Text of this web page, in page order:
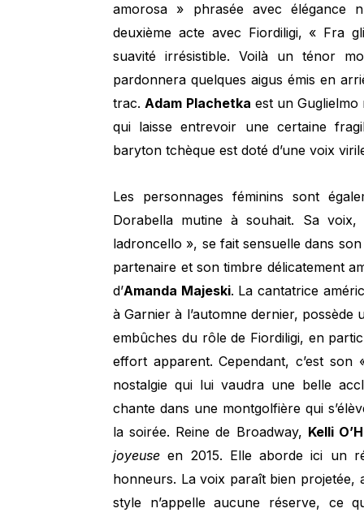
amorosa » phrasée avec élégance
deuxième acte avec Fiordiligi, « Fra
suavité irrésistible. Voilà un ténor
pardonnera quelques aigus émis en
trac.Adam Plachetka est un Guglielmo
qui laisse entrevoir une certaine
baryton tchèque est doté d’une voix
Les personnages féminins sont
Dorabella mutine à souhait. Sa
ladroncello », se fait sensuelle dans
partenaire et son timbre délicatement
d’Amanda Majeski. La cantatrice
à Garnier à l’automne dernier,
embûches du rôle de Fiordiligi, en
effort apparent. Cependant, c’est
nostalgie qui lui vaudra une belle
chante dans une montgolfière qui
la soirée. Reine de Broadway, Kelli
joyeuse​en 2015. Elle aborde ici un
honneurs. La voix paraît bien projetée,
style n’appelle aucune réserve, ce